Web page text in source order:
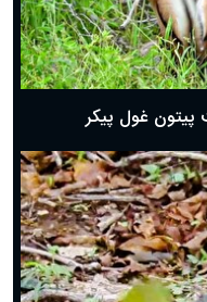
پیتون غول پیکر